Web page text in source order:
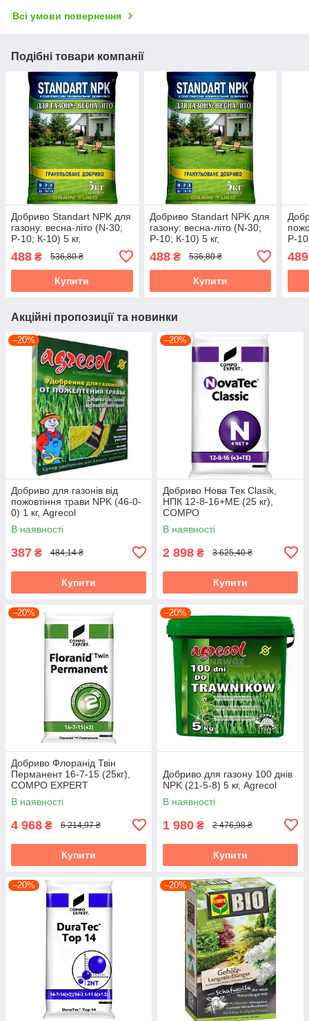
Всі умови повернення
Подібні товари компанії
Добриво Standart NPK для
газону: весна-літо (N-30;
Р-10; К-10) 5 кг,
488 ₴ 536,80 ₴
Купити
Добриво Standart NPK для
газону: весна-літо (N-30;
Р-10; К-10) 5 кг,
488₴ 536,80 ₴
Купити
Р-
489
Акційні пропозиції та новинки
–20%
Добриво для газонів від
пожовтіння трави NPK (46-0-
0) 1 кг, Agrecol
В наявності
387 ₴ 484,14 ₴
Купити
–20%
Добриво Нова Тек Clasik,
НПК 12-8-16+МЕ (25 кг),
COMPO
В наявності
2 898 ₴ 3 625,40 ₴
Купити
–20%
Добриво Флоранід Твін
Перманент 16-7-15 (25кг),
COMPO EXPERT
В наявності
4 968 ₴ 6 214,97 ₴
Купити
–20%
Добриво для газону 100 днів
NPK (21-5-8) 5 кг, Agrecol
В наявності
1 980 ₴ 2 476,98 ₴
Купити
–20% –20%